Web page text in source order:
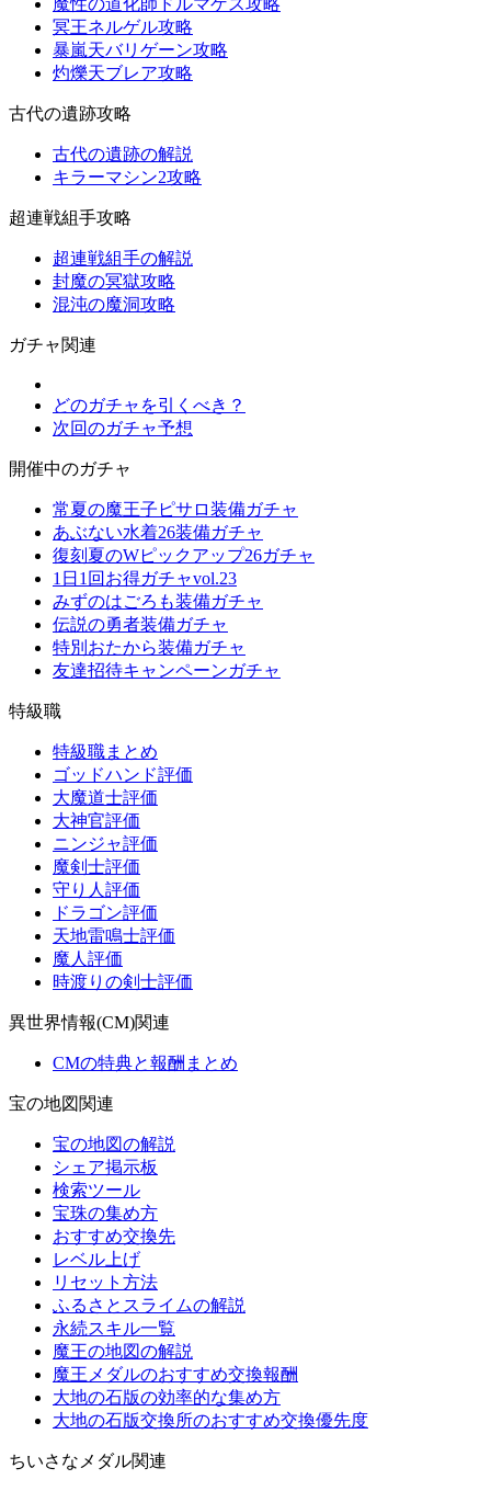
魔性の道化師ドルマゲス攻略
冥王ネルゲル攻略
暴嵐天バリゲーン攻略
灼爍天ブレア攻略
古代の遺跡攻略
古代の遺跡の解説
キラーマシン2攻略
超連戦組手攻略
超連戦組手の解説
封魔の冥獄攻略
混沌の魔洞攻略
ガチャ関連
どのガチャを引くべき？
次回のガチャ予想
開催中のガチャ
常夏の魔王子ピサロ装備ガチャ
あぶない水着26装備ガチャ
復刻夏のWピックアップ26ガチャ
1日1回お得ガチャvol.23
みずのはごろも装備ガチャ
伝説の勇者装備ガチャ
特別おたから装備ガチャ
友達招待キャンペーンガチャ
特級職
特級職まとめ
ゴッドハンド評価
大魔道士評価
大神官評価
ニンジャ評価
魔剣士評価
守り人評価
ドラゴン評価
天地雷鳴士評価
魔人評価
時渡りの剣士評価
異世界情報(CM)関連
CMの特典と報酬まとめ
宝の地図関連
宝の地図の解説
シェア掲示板
検索ツール
宝珠の集め方
おすすめ交換先
レベル上げ
リセット方法
ふるさとスライムの解説
永続スキル一覧
魔王の地図の解説
魔王メダルのおすすめ交換報酬
大地の石版の効率的な集め方
大地の石版交換所のおすすめ交換優先度
ちいさなメダル関連